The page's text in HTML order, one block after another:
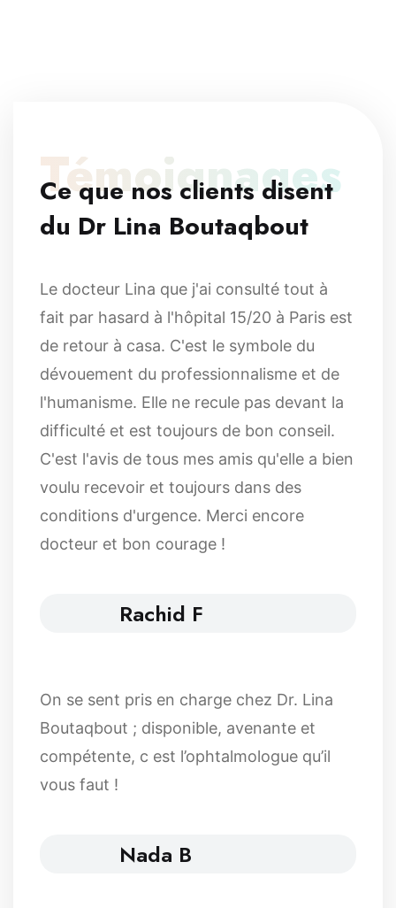
Témoignages
Ce que nos clients disent
du Dr Lina Boutaqbout
Le docteur Lina que j'ai consulté tout à
fait par hasard à l'hôpital 15/20 à Paris est
de retour à casa. C'est le symbole du
dévouement du professionnalisme et de
l'humanisme. Elle ne recule pas devant la
difficulté et est toujours de bon conseil.
C'est l'avis de tous mes amis qu'elle a bien
voulu recevoir et toujours dans des
conditions d'urgence. Merci encore
docteur et bon courage !
Rachid F
On se sent pris en charge chez Dr. Lina
Boutaqbout ; disponible, avenante et
compétente, c est l’ophtalmologue qu’il
vous faut !
Nada B